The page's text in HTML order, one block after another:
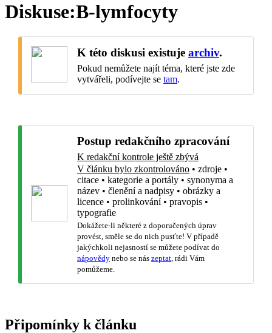
Diskuse:B-lymfocyty
K této diskusi existuje archiv.
Pokud nemůžete najít téma, které jste zde
vytvářeli, podívejte se tam.
Postup redakčního zpracování
K redakční kontrole ještě zbývá
V článku bylo zkontrolováno • zdroje •
citace • kategorie a portály • synonyma a
název • členění a nadpisy • obrázky a
licence • prolinkování• pravopis •
typografie
Dokážete-li některé z doporučených úprav
provést, směle se do nich pusťte! V případě
jakýchkoli nejasností se můžete podívat do
nápovědy nebo se nás zeptat , rádi Vám
pomůžeme.
Připomínky k článku